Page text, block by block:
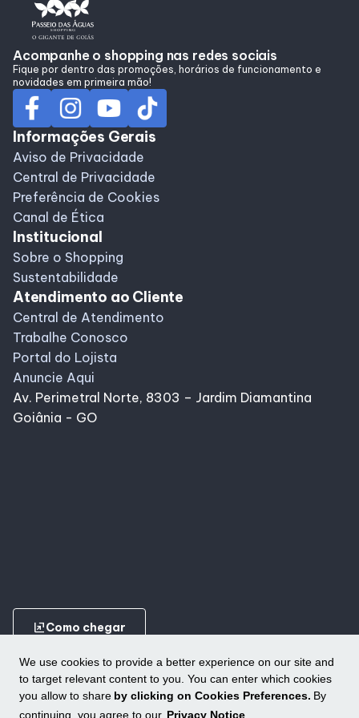
We use cookies to provide a better experience on our site and
to target relevant content to you. You can enter which cookies
you allow to share by clicking on Cookies Preferences. By
continuing, you agree to our Privacy Notice
Alimentação
Programa de Benefícios
Acompanhe o shopping nas redes sociais
Fique por dentro das promoções, horários de funcionamento e
novidades em primeira mão!
Informações Gerais
Aviso de Privacidade
Central de Privacidade
Preferência de Cookies
Canal de Ética
Institucional
Sobre o Shopping
Sustentabilidade
Atendimento ao Cliente
Central de Atendimento
Trabalhe Conosco
Portal do Lojista
Anuncie Aqui
Av. Perimetral Norte, 8303 – Jardim Diamantina
Goiânia - GO
ungroupComo chegar